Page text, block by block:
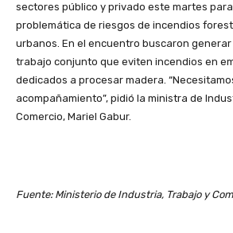
sectores público y privado este martes
problemática de riesgos de incendios
urbanos. En el encuentro buscaron
trabajo conjunto que eviten incendios en
dedicados a procesar madera.
acompañamiento”, pidió la ministra de
Comercio, Mariel Gabur.
Fuente: Ministerio de Industria, Trabajo y